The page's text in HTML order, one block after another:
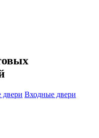
двери Входные двери